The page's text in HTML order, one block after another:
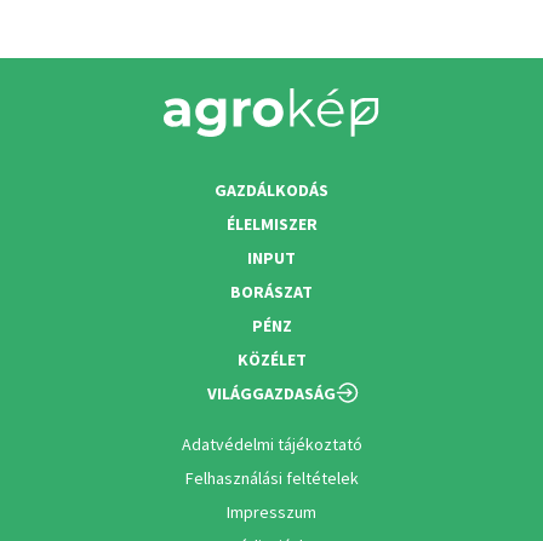
GAZDÁLKODÁS
ÉLELMISZER
INPUT
BORÁSZAT
PÉNZ
KÖZÉLET
VILÁGGAZDASÁG
Adatvédelmi tájékoztató
Felhasználási feltételek
Impresszum